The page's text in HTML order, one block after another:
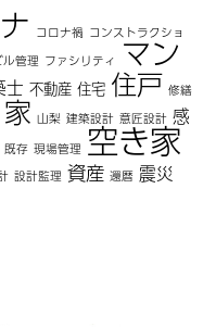
コロナ禍 コンストラクショ
ル管理 ファシリティ マン
士 不動産 住宅 住戸 修繕
家 山梨 建築設計 意匠設計 感
既存 現場管理 空き家
設計監理 資産 還暦 震災